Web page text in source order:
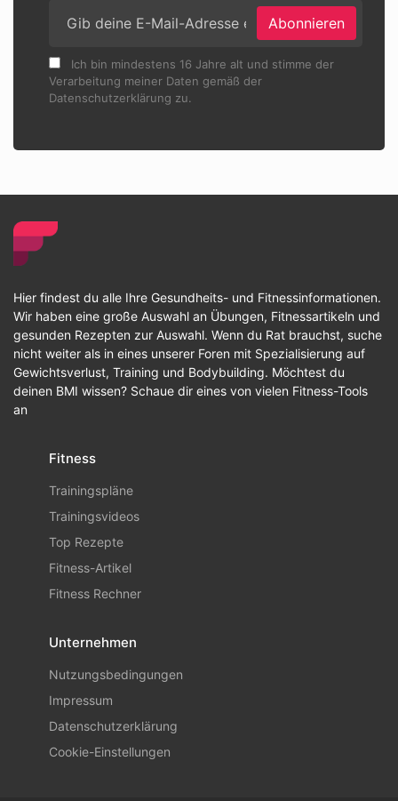
Abonnieren
Ich bin mindestens 16 Jahre alt und stimme der
Verarbeitung meiner Daten gemäß der
Datenschutzerklärung zu.
Hier findest du alle Ihre Gesundheits- und Fitnessinformationen.
Wir haben eine große Auswahl an Übungen, Fitnessartikeln und
gesunden Rezepten zur Auswahl. Wenn du Rat brauchst, suche
nicht weiter als in eines unserer Foren mit Spezialisierung auf
Gewichtsverlust, Training und Bodybuilding. Möchtest du
deinen BMI wissen? Schaue dir eines von vielen Fitness-Tools
an
Fitness
Trainingspläne
Trainingsvideos
Top Rezepte
Fitness-Artikel
Fitness Rechner
Unternehmen
Nutzungsbedingungen
Impressum
Datenschutzerklärung
Cookie-Einstellungen